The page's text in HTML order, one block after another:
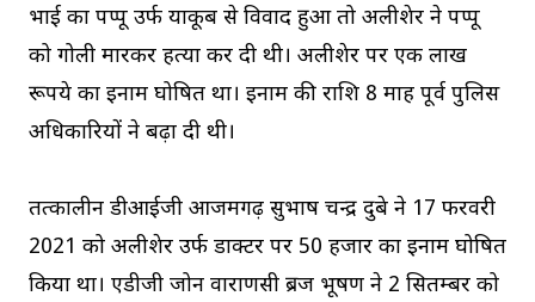
भाई का पप्पू उर्फ याकूब से विवाद हुआ तो अलीशेर ने पप्पू
को गोली मारकर हत्या कर दी थी। अलीशेर पर एक लाख
रूपये का इनाम घोषित था। इनाम की राशि 8 माह पूर्व पुलिस
अधिकारियों ने बढ़ा दी थी।
तत्कालीन डीआईजी आजमगढ़ सुभाष चन्द्र दुबे ने 17 फरवरी
2021 को अलीशेर उर्फ डाक्टर पर 50 हजार का इनाम घोषित
किया था। एडीजी जोन वाराणसी ब्रज भूषण ने 2 सितम्बर को